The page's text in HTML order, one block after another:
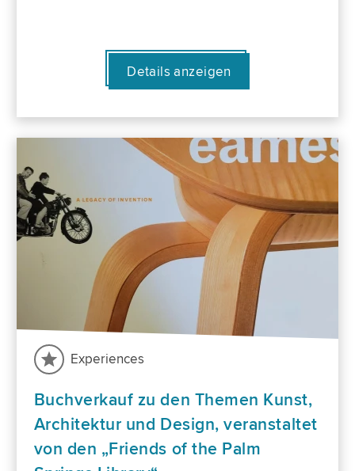
Details anzeigen
Experiences
Buchverkauf zu den Themen Kunst,
Architektur und Design, veranstaltet
von den „Friends of the Palm